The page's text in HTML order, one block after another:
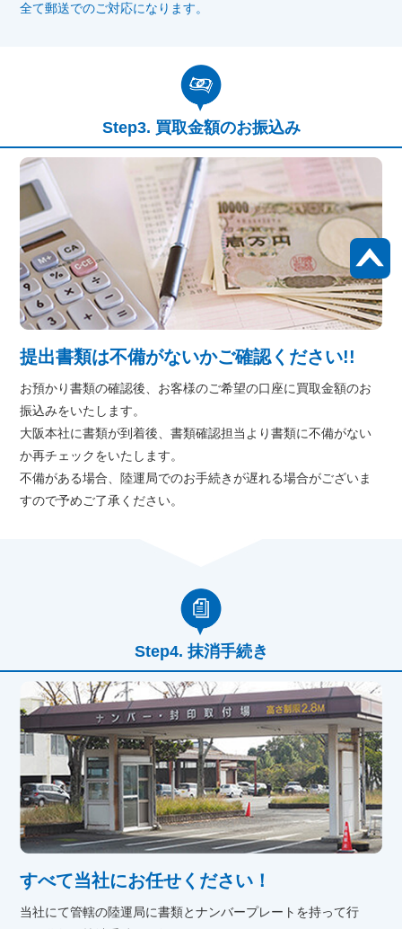
全て郵送でのご対応になります。
買取金額のお振込み
提出書類は不備がないかご確認ください!!
お預かり書類の確認後、お客様のご希望の口座に買取金額のお
振込みをいたします。
大阪本社に書類が到着後、書類確認担当より書類に不備がない
か再チェックをいたします。
不備がある場合、陸運局でのお手続きが遅れる場合がございま
すので予めご了承ください。
抹消手続き
すべて当社にお任せください！
当社にて管轄の陸運局に書類とナンバープレートを持って行